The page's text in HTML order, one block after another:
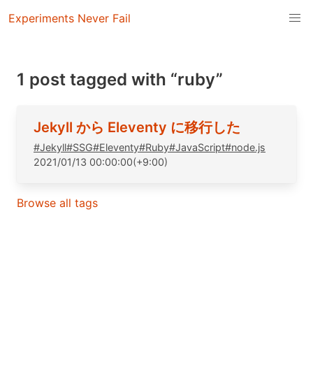
Experiments Never Fail
1 post tagged with “ruby”
Jekyll から Eleventy に移行した
#Jekyll#SSG#Eleventy#Ruby#JavaScript#node.js
2021/01/13 00:00:00(+9:00)
Browse all tags